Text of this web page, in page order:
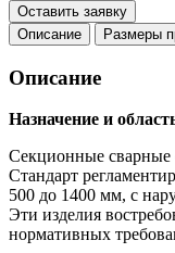
Оставить заявку
Описание
Размеры
Описание
Назначение и
Секционные сварные
Стандарт
500 до 1400 мм, с
Эти изделия
нормативных